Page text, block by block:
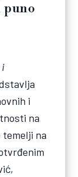
puno
i
i
na
temelji na